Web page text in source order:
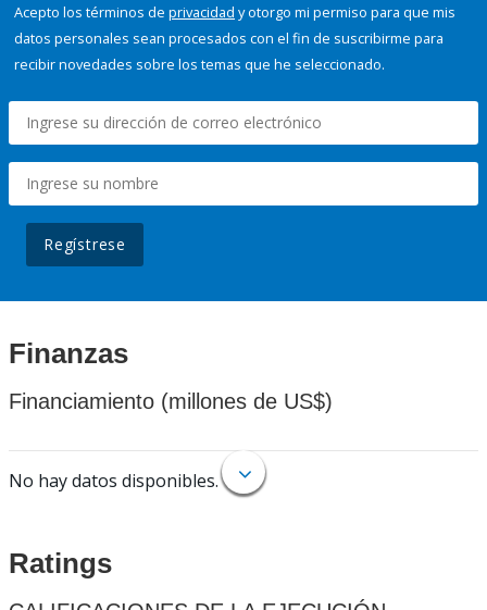
Acepto los términos de privacidad y otorgo mi permiso para que mis
datos personales sean procesados con el fin de suscribirme para
recibir novedades sobre los temas que he seleccionado.
Regístrese
Finanzas
Financiamiento (millones de US$)
No hay datos disponibles.
Ratings